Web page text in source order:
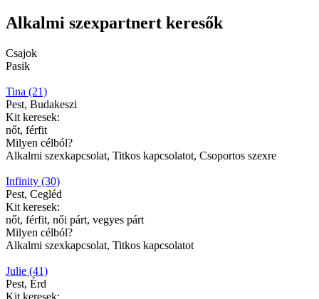
Alkalmi szexpartnert keresők
Csajok
Pasik
Tina (21)
Pest, Budakeszi
Kit keresek:
nőt, férfit
Milyen célból?
Alkalmi szexkapcsolat, Titkos kapcsolatot, Csoportos szexre
Infinity (30)
Pest, Cegléd
Kit keresek:
nőt, férfit, női párt, vegyes párt
Milyen célból?
Alkalmi szexkapcsolat, Titkos kapcsolatot
Julie (41)
Pest, Érd
Kit keresek: